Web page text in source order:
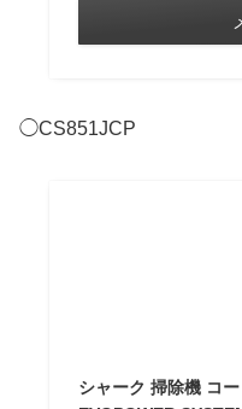
◯CS851JCP
シャーク 掃除機 コ